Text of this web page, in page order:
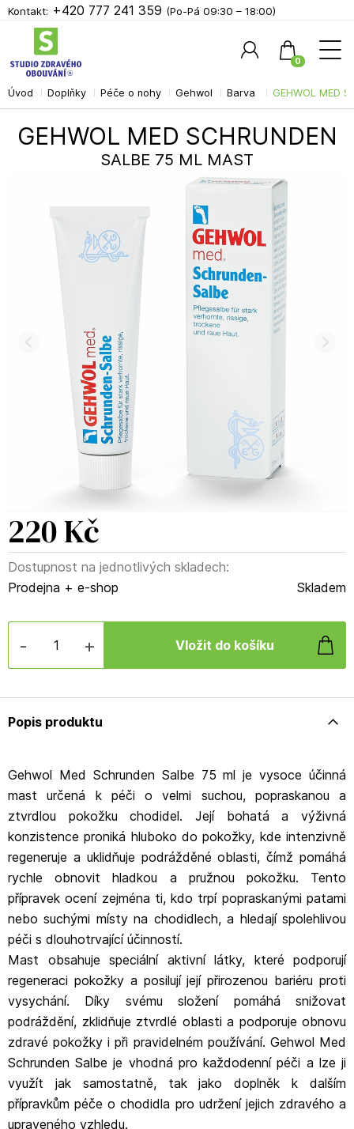
Úvod Doplňky Péče o nohy Gehwol Barva GEHWOL MED
GEHWOL MED SCHRUNDEN
SALBE 75 ML MAST
220 Kč
Dostupnost na jednotlivých skladech:
Prodejna + e-shop
Skladem
- +
Popis produktu
Gehwol Med Schrunden Salbe 75 ml je vysoce účinná
mast určená k péči o velmi suchou, popraskanou a
ztvrdlou pokožku chodidel. Její bohatá a výživná
konzistence proniká hluboko do pokožky, kde intenzivně
regeneruje a uklidňuje podrážděné oblasti, čímž pomáhá
rychle obnovit hladkou a pružnou pokožku. Tento
přípravek ocení zejména ti, kdo trpí popraskanými patami
nebo suchými místy na chodidlech, a hledají spolehlivou
péči s dlouhotrvající účinností.
Mast obsahuje speciální aktivní látky, které podporují
regeneraci pokožky a posilují její přirozenou bariéru proti
vysychání. Díky svému složení pomáhá snižovat
podráždění, zklidňuje ztvrdlé oblasti a podporuje obnovu
zdravé pokožky i při pravidelném používání. Gehwol Med
Schrunden Salbe je vhodná pro každodenní péči a lze ji
využít jak samostatně, tak jako doplněk k dalším
přípravkům péče o chodidla pro udržení jejich zdravého a
upraveného vzhledu.
Kontakt: +420 777 241 359 (Po-Pá 09:30 – 18:00)
0